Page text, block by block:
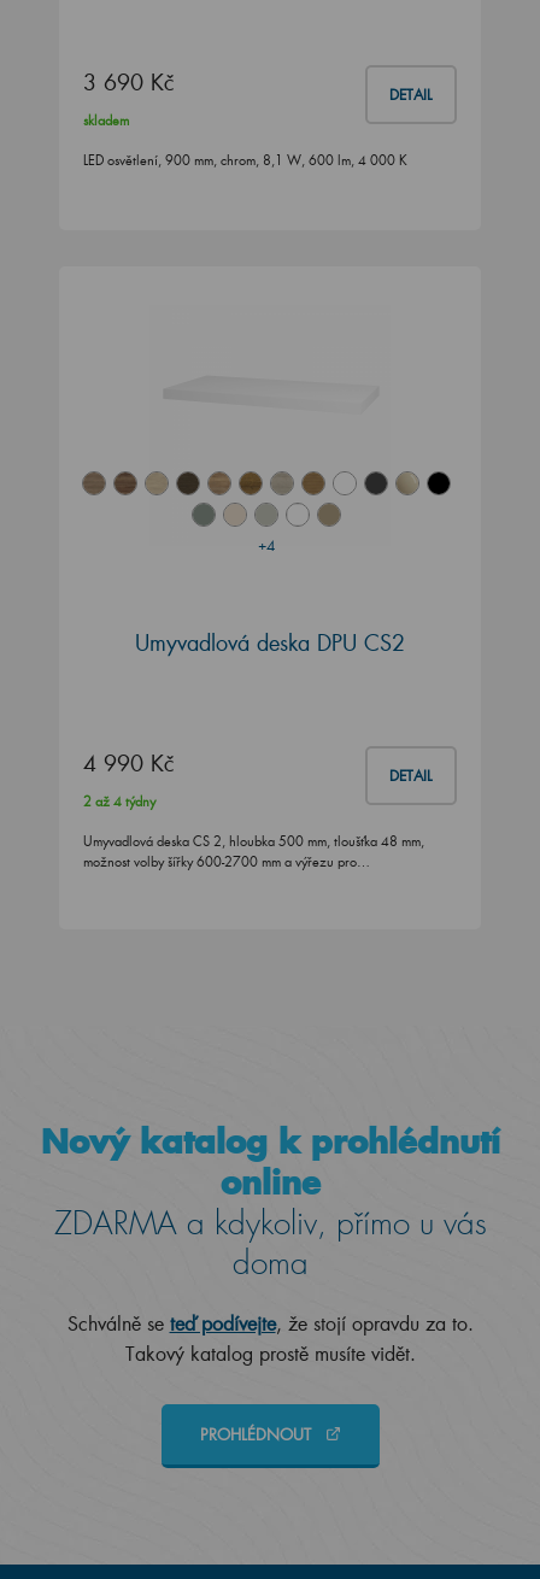
3 690 Kč DETAIL
skladem
LED osvětlení, 900 mm, chrom, 8,1 W, 600 lm, 4 000 K
+4
Umyvadlová deska DPU CS2
4 990 Kč DETAIL
2 až 4 týdny
Umyvadlová deska CS 2, hloubka 500 mm, tloušťka 48 mm,
možnost volby šířky 600-2700 mm a výřezu pro…
Nový katalog k prohlédnutí
online
ZDARMA a kdykoliv, přímo u vás
doma
Schválně se teď podívejte, že stojí opravdu za to.
Takový katalog prostě musíte vidět.
PROHLÉDNOUT